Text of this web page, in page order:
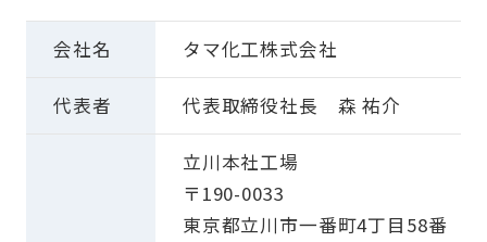
製品事例
会社名 タマ化工株式会社
代表者 代表取締役社長 森 祐介
立川本社工場
〒190-0033
東京都立川市一番町4丁目58番